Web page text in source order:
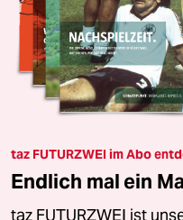
taz FUTURZWEI im Abo
Endlich mal ein
taz FUTURZWEI ist